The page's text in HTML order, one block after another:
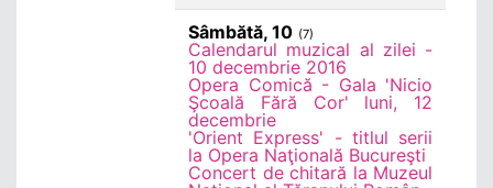
Sâmbătă, 10 (7)
Calendarul muzical al zilei -
10 decembrie 2016
Opera Comică - Gala 'Nicio
Şcoală Fără Cor' luni, 12
decembrie
'Orient Express' - titlul serii
la Opera Naţională Bucureşti
Concert de chitară la Muzeul